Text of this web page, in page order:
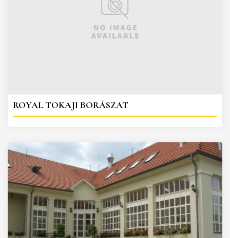
ROYAL TOKAJI BORÁSZAT